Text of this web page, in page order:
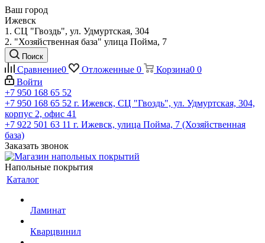
Ваш город
Ижевск
1. СЦ "Гвоздь", ул. Удмуртская, 304
2. "Хозяйственная база" улица Пойма, 7
Поиск
Сравнение0 Отложенные 0 Корзина0 0
Войти
+7 950 168 65 52
+7 950 168 65 52 г. Ижевск, СЦ "Гвоздь", ул. Удмуртская, 304,
корпус 2, офис 41
+7 922 501 63 11 г. Ижевск, улица Пойма, 7 (Хозяйственная
база)
Заказать звонок
Напольные покрытия
Каталог
Ламинат
Кварцвинил